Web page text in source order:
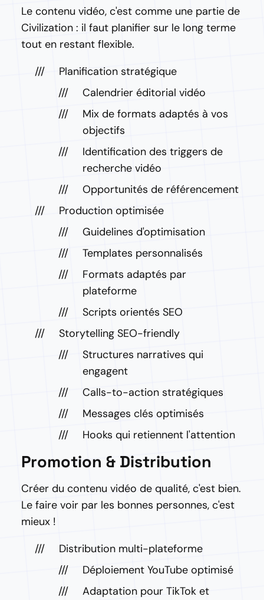
Le contenu vidéo, c'est comme une partie de
Civilization : il faut planifier sur le long terme
tout en restant flexible.
Planification stratégique
Calendrier éditorial vidéo
Mix de formats adaptés à vos
objectifs
Identification des triggers de
recherche vidéo
Opportunités de référencement
Production optimisée
Guidelines d'optimisation
Templates personnalisés
Formats adaptés par
plateforme
Scripts orientés SEO
Storytelling SEO-friendly
Structures narratives qui
engagent
Calls-to-action stratégiques
Messages clés optimisés
Hooks qui retiennent l'attention
Promotion & Distribution
Créer du contenu vidéo de qualité, c'est bien.
Le faire voir par les bonnes personnes, c'est
mieux !
Distribution multi-plateforme
Déploiement YouTube optimisé
Adaptation pour TikTok et